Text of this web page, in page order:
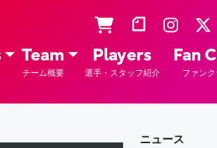
Team
チーム概要
Players
選手・スタッフ紹介
Fan
ファン
ニュース